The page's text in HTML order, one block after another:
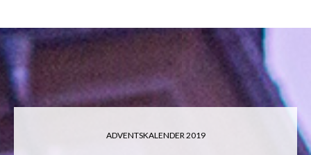
ADVENTSKALENDER 2019